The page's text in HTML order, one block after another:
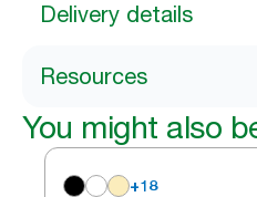
Delivery details
Resources
You might also
+18